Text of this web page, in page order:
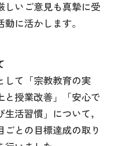
しいご意見も真摯に受
に活かします。
て「宗教教育の実
と授業改善」「安心で
活習慣」について，
との目標達成の取り